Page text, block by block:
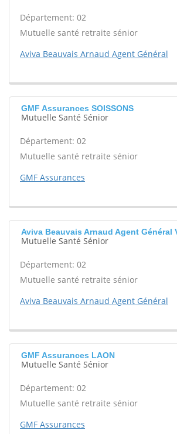
Département: 02
Mutuelle santé retraite sénior
Aviva Beauvais Arnaud Agent Général
GMF Assurances SOISSONS
Mutuelle Santé Sénior
Département: 02
Mutuelle santé retraite sénior
GMF Assurances
Aviva Beauvais Arnaud Agent Général
Mutuelle Santé Sénior
Département: 02
Mutuelle santé retraite sénior
Aviva Beauvais Arnaud Agent Général
GMF Assurances LAON
Mutuelle Santé Sénior
Département: 02
Mutuelle santé retraite sénior
GMF Assurances